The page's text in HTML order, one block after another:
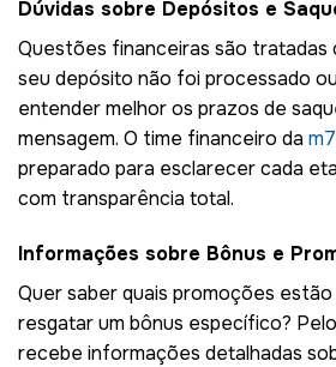
Dúvidas sobre Depósitos e
Questões financeiras são tratadas
seu depósito não foi processado
entender melhor os prazos de
mensagem. O time financeiro da
preparado para esclarecer cada
com transparência total.
Informações sobre Bônus e
Quer saber quais promoções
resgatar um bônus específico?
recebe informações detalhadas